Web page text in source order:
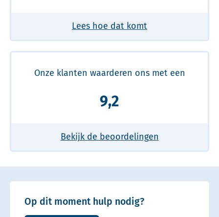
Lees hoe dat komt
Onze klanten waarderen ons met een
9,2
Bekijk de beoordelingen
Op dit moment hulp nodig?